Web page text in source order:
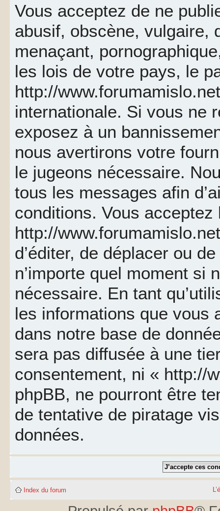
Vous acceptez de ne
abusif, obscène, vulgaire,
menaçant,
les lois de votre pays, le
http://
internationale. Si vous ne
exposez à un
nous avertirons votre
le jugeons nécessaire.
tous les messages afin
conditions. Vous acceptez
http://
d’éditer, de déplacer ou
n’importe quel moment si
nécessaire. En tant
les informations que vous
dans notre base de
sera pas diffusée à une
consentement, ni « http://
phpBB, ne pourront être
de tentative de piratage
données.
Index du forum